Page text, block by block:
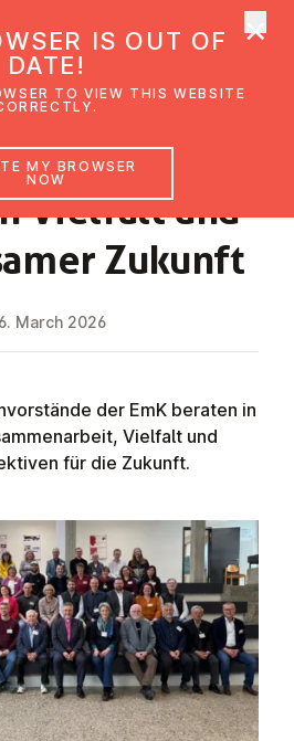
Vielfalt und
Zukunft
NEWS
March 2026
der EmK beraten in
Vielfalt und
für die Zukunft.
IS OUT OF
DATE!
TO VIEW THIS WEBSITE
MY BROWSER
NOW
×